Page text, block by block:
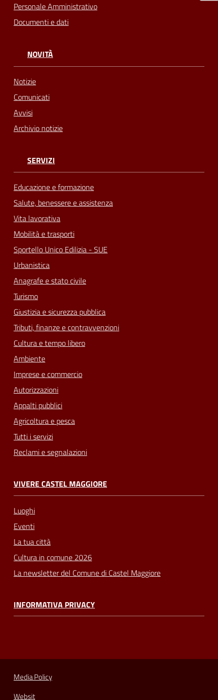
Personale Amministrativo
Documenti e dati
NOVITÀ
Notizie
Comunicati
Avvisi
Archivio notizie
SERVIZI
Educazione e formazione
Salute, benessere e assistenza
Vita lavorativa
Mobilità e trasporti
Sportello Unico Edilizia - SUE
Urbanistica
Anagrafe e stato civile
Turismo
Giustizia e sicurezza pubblica
Tributi, finanze e contravvenzioni
Cultura e tempo libero
Ambiente
Imprese e commercio
Autorizzazioni
Appalti pubblici
Agricoltura e pesca
Tutti i servizi
Reclami e segnalazioni
VIVERE CASTEL MAGGIORE
Luoghi
Eventi
La tua città
Cultura in comune 2026
La newsletter del Comune di Castel Maggiore
INFORMATIVA PRIVACY
Media Policy
Websit